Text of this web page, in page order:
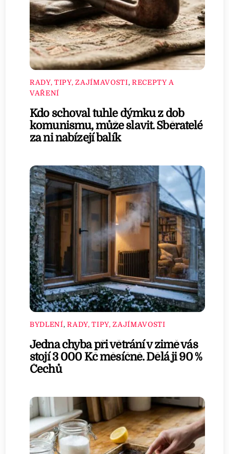
RADY, TIPY, ZAJÍMAVOSTI, RECEPTY A
VAŘENÍ
Kdo schoval tuhle dýmku z dob
komunismu, může slavit. Sběratelé
za ni nabízejí balík
BYDLENÍ,RADY, TIPY, ZAJÍMAVOSTI
Jedna chyba při větrání v zimě vás
stojí 3 000 Kč měsíčně. Dělá ji 90 %
Čechů